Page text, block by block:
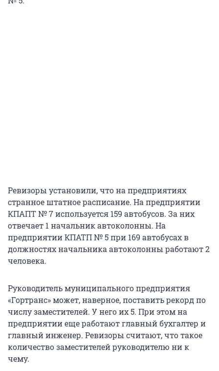
Ревизоры установили, что на предприятиях
странное штатное расписание. На предприятии
КПАПТ № 7 используется 159 автобусов. За них
отвечает 1 начальник автоколонны. На
предприятии КПАТП № 5 при 169 автобусах в
должностях начальника автоколонны работают 2
человека.
Руководитель муниципального предприятия
«Гортранс» может, наверное, поставить рекорд по
числу заместителей. У него их 5. При этом на
предприятии еще работают главный бухгалтер и
главный инженер. Ревизоры считают, что такое
количество заместителей руководителю ни к
чему.